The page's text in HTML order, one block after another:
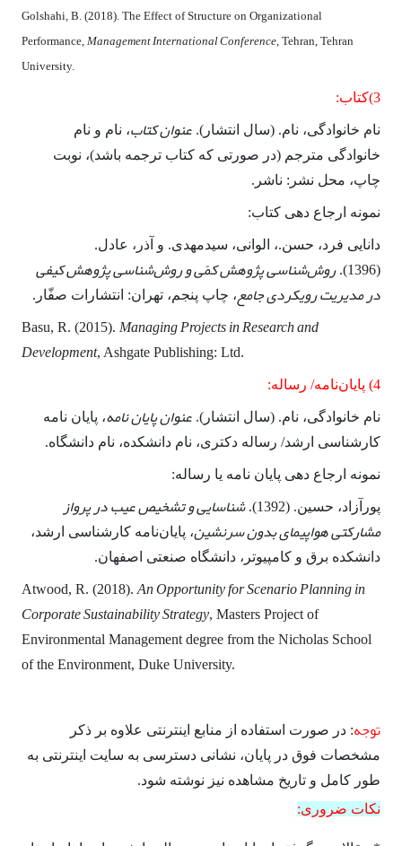
Golshahi, B. (2018). The Effect of Structure on Organizational
Performance, Management International Conference, Tehran, Tehran
University.
3)کتاب:
نام خانوادگی، نام. (سال انتشار). عنوان کتاب، نام و نام
خانوادگی مترجم (در صورتی که کتاب ترجمه باشد)، نوبت
چاپ، محل نشر: ناشر.
نمونه ارجاع دهی کتاب:
دانایی فرد، حسن.، الوانی، سیدمهدی. و آذر، عادل.
(1396).
روش‌شناسی پژوهش کمّی و روش‌شناسی پژوهش کیفی
در مدیریت رویکردی جامع، چاپ پنجم، تهران: انتشارات صفّار.
Basu, R. (2015). Managing Projects in Research and
Development, Ashgate Publishing: Ltd.
4) پایان‌نامه/ رساله:
نام خانوادگی، نام. (سال انتشار). عنوان پایان نامه، پایان نامه
کارشناسی ارشد/ رساله دکتری، نام دانشکده، نام دانشگاه.
نمونه ارجاع دهی پایان نامه یا رساله:
پورآزاد، حسین. (1392).
شناسایی و تشخیص عیب در پرواز
مشارکتی هواپیمای بدون سرنشین، پایان‌نامه کارشناسی ارشد،
دانشکده برق و کامپیوتر، دانشگاه صنعتی اصفهان.
Atwood, R. (2018).An Opportunity for Scenario Planning in
Corporate Sustainability Strategy, Masters Project of
Environmental Management degree from the Nicholas School
of the Environment, Duke University.
توجه: در صورت استفاده از منابع اینترنتی علاوه بر ذکر
مشخصات فوق در پایان، نشانی دسترسی به سایت اینترنتی به
طور کامل و تاریخ مشاهده نیز نوشته شود.
نکات ضروری: